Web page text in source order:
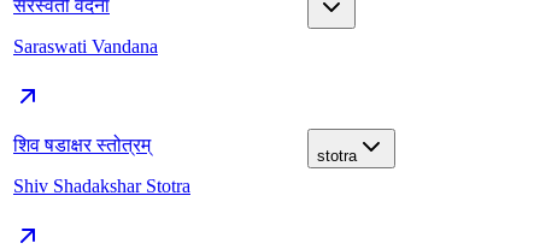
सरस्वती वंदना
Saraswati Vandana
शिव षडाक्षर स्तोत्रम्
Shiv Shadakshar Stotra
stotra